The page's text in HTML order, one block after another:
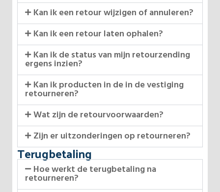
Kan ik een retour wijzigen of annuleren?
Kan ik een retour laten ophalen?
Kan ik de status van mijn retourzending
ergens inzien?
Kan ik producten in de in de vestiging
retourneren?
Wat zijn de retourvoorwaarden?
Zijn er uitzonderingen op retourneren?
Terugbetaling
Hoe werkt de terugbetaling na
retourneren?